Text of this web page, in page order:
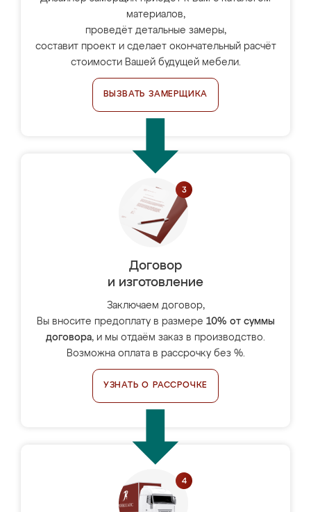
материалов,
проведёт детальные замеры,
составит проект и сделает окончательный расчёт
стоимости Вашей будущей мебели.
ВЫЗВАТЬ ЗАМЕРЩИКА
Договор
и изготовление
Заключаем договор,
Вы вносите предоплату в размере 10% от суммы
договора, и мы отдаём заказ в производство.
Возможна оплата в рассрочку без %.
УЗНАТЬ О РАССРОЧКЕ